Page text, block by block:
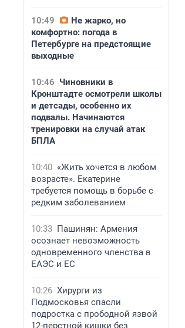
10:49
Не жарко, но
комфортно: погода в
Петербурге на предстоящие
выходные
10:46 Чиновники в
Кронштадте осмотрели школы
и детсады, особенно их
подвалы. Начинаются
тренировки на случай атак
БПЛА
10:40 «Жить хочется в любом
возрасте». Екатерине
требуется помощь в борьбе с
редким заболеванием
10:33 Пашинян: Армения
осознает невозможность
одновременного членства в
ЕАЭС и ЕС
10:26 Хирурги из
Подмосковья спасли
подростка с прободной язвой
12-перстной кишки без